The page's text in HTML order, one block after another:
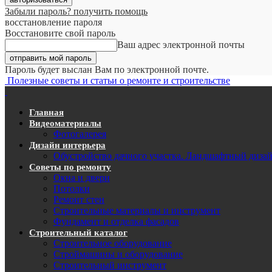
Забыли пароль? получить помощь
восстановление пароля
Восстановите свой пароль
Ваш адрес электронной почты
Пароль будет выслан Вам по электронной почте.
Полезные советы и статьи о ремонте и строительстве
Главная
Видеоматериалы
Фотогалерея
Дизайн интерьера
Обустройство дачного участка. Ландшафтный
Советы по ремонту
Окна и двери
Потолки
Ремонт стен
Строительные материалы и инструмент
Фундамент и отделка фасадов
Строительный каталог
Строительное оборудование
Строймашины и оборудование
Строительный инструмент